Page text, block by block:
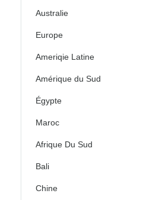
Australie
Europe
Ameriqie Latine
Amérique du Sud
Égypte
Maroc
Afrique Du Sud
Bali
Chine